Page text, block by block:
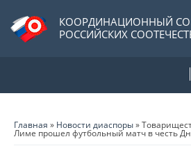
КООРДИНАЦИОННЫЙ
РОССИЙСКИХ
Главная » Новости диаспоры»
Лиме прошел футбольный матч в честь